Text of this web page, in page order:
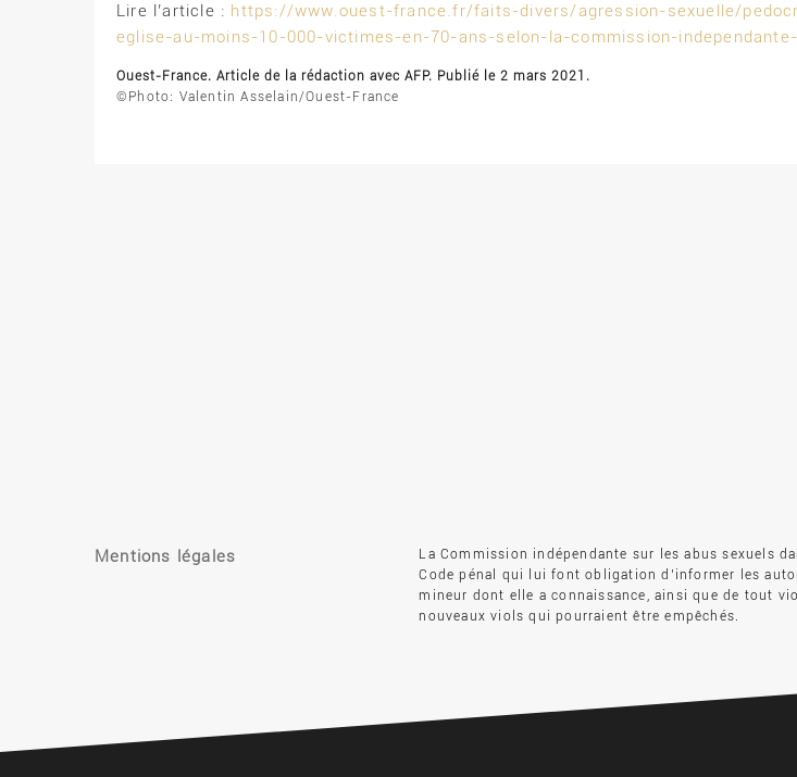
Lire l’article : https://www.ouest-france.fr/faits-divers/agression-sexuelle/
eglise-au-moins-10-000-victimes-en-70-ans-selon-la-commission-
Ouest-France. Article de la rédaction avec AFP. Publié le 2 mars 2021.
©Photo: Valentin Asselain/Ouest-France
Mentions légales
La Commission indépendante sur les abus sexuels
Code pénal qui lui font obligation d’informer les
mineur dont elle a connaissance, ainsi que de tout
nouveaux viols qui pourraient être empêchés.